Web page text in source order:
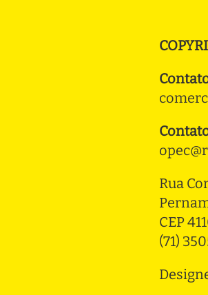
Rua
CEP
(71)